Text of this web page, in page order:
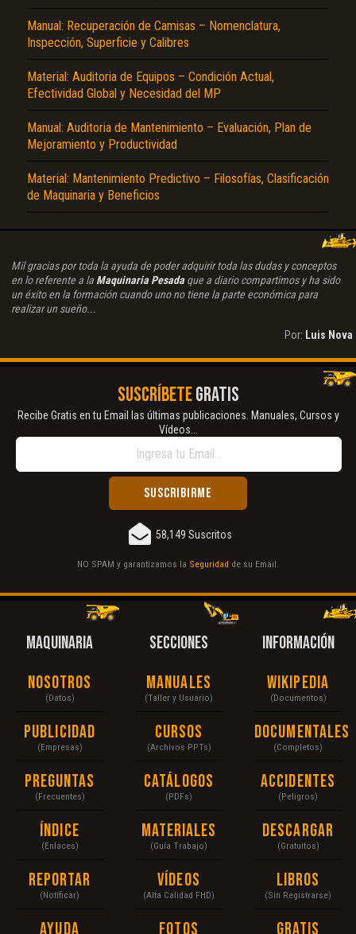
Manual: Recuperación de Camisas – Nomenclatura,
Inspección, Superficie y Calibres
Material: Auditoria de Equipos – Condición Actual,
Efectividad Global y Necesidad del MP
Manual: Auditoria de Mantenimiento – Evaluación, Plan de
Mejoramiento y Productividad
Material: Mantenimiento Predictivo – Filosofías, Clasificación
de Maquinaria y Beneficios
Mil gracias por toda la ayuda de poder adquirir toda las dudas y conceptos
en lo referente a la Maquinaria Pesadaque a diario compartimos y ha sido
un éxito en la formación cuando uno no tiene la parte económica para
realizar un sueño...
Por: Luis Nova
SUSCRÍBETEGRATIS
Recibe Gratis en tu Email las últimas publicaciones. Manuales, Cursos y
Vídeos...
58,149 Suscritos
NO SPAM y garantizamos la Seguridad de su Email.
MAQUINARIA
Nosotros
(Datos)
Publicidad
(Empresas)
Preguntas
(Frecuentes)
Índice
(Enlaces)
Reportar
(Notificar)
Ayuda
SECCIONES
Manuales
(Taller y Usuario)
Cursos
(Archivos PPTs)
Catálogos
(PDFs)
Materiales
(Guía Trabajo)
Vídeos
(Alta Calidad FHD)
Fotos
INFORMACIÓN
Wikipedia
(Documentos)
Documentales
(Completos)
Accidentes
(Peligros)
Descargar
(Gratuitos)
Libros
(Sin Registrarse)
Gratis